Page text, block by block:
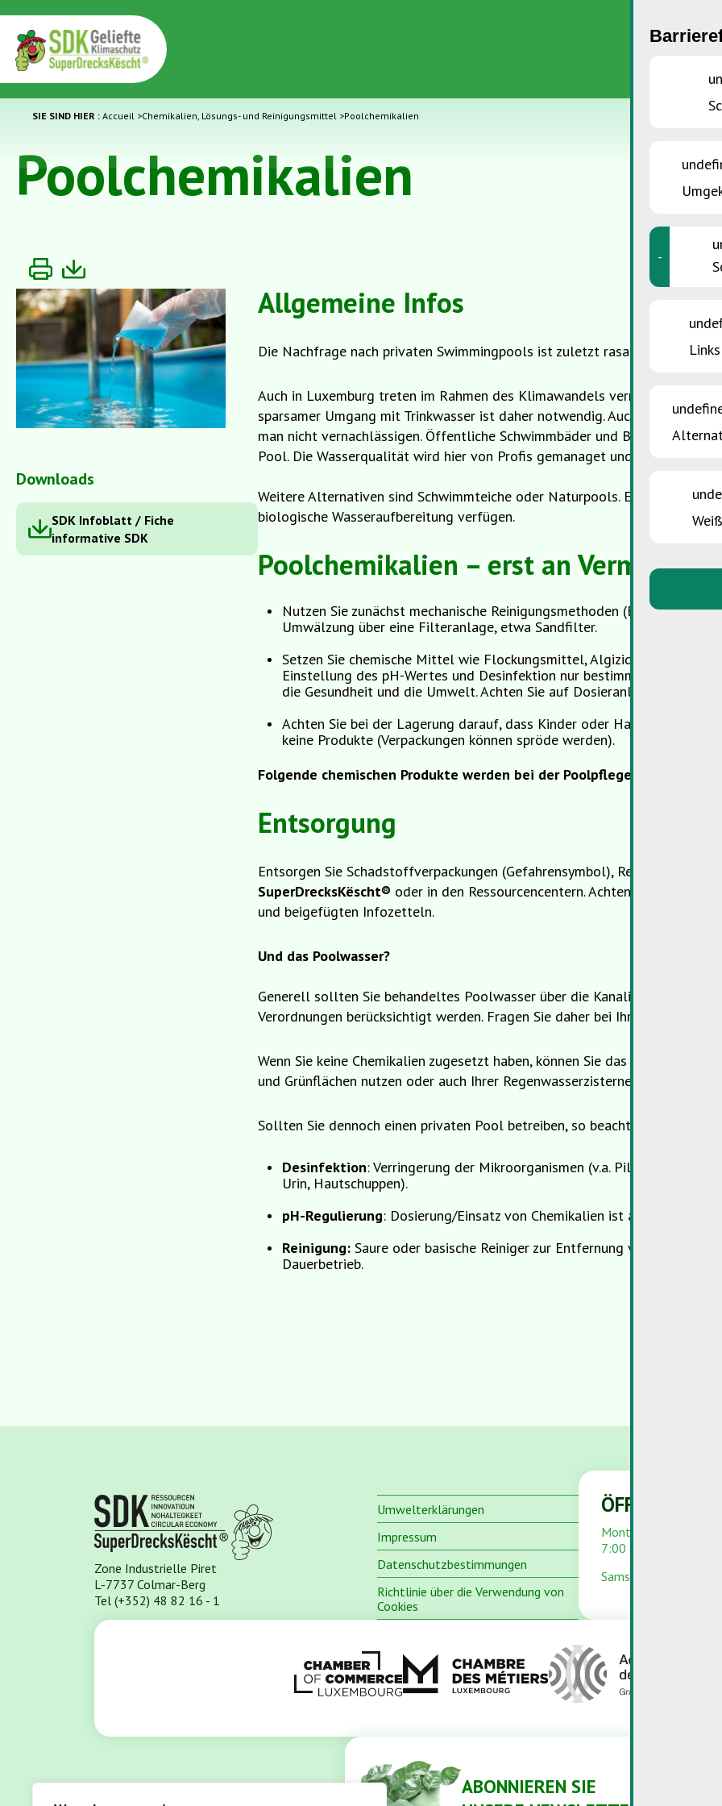
SIE SIND HIER : Accueil >Chemikalien, Lösungs- und Reinigungsmittel >Poolchemikalien
Poolchemikalien
Downloads
SDK Infoblatt / Fiche
informative SDK
Allgemeine Infos
Die Nachfrage nach privaten Swimmingpools ist zuletzt rasant gestiegen.
Auch in Luxemburg treten im Rahmen des Klimawandels vermehrt
sparsamer Umgang mit Trinkwasser ist daher notwendig. Auch den
man nicht vernachlässigen. Öffentliche Schwimmbäder und
Pool. Die Wasserqualität wird hier von Profis gemanaget und kontrolliert.
Weitere Alternativen sind Schwimmteiche oder Naturpools. Ein neuer
biologische Wasseraufbereitung verfügen.
Poolchemikalien – erst an
Nutzen Sie zunächst mechanische Reinigungsmethoden (Bodensauger,
Umwälzung über eine Filteranlage, etwa Sandfilter.
Setzen Sie chemische Mittel wie Flockungsmittel, Algizide,
Einstellung des pH-Wertes und Desinfektion nur bestimmungsgemäss
die Gesundheit und die Umwelt. Achten Sie auf Dosieranleitungen.
Achten Sie bei der Lagerung darauf, dass Kinder oder Haustiere nicht
keine Produkte (Verpackungen können spröde werden).
Folgende chemischen Produkte werden bei der Poolpflege eingesetzt
Entsorgung
Entsorgen Sie Schadstoffverpackungen (Gefahrensymbol), Reste und
SuperDrecksKëscht® oder in den Ressourcencentern. Achten Sie auch bei
und beigefügten Infozetteln.
Und das Poolwasser?
Generell sollten Sie behandeltes Poolwasser über die Kanalisation
Verordnungen berücksichtigt werden. Fragen Sie daher bei Ihrer Gemeinde
Wenn Sie keine Chemikalien zugesetzt haben, können Sie das Wasser
und Grünflächen nutzen oder auch Ihrer Regenwasserzisterne zuleiten.
Sollten Sie dennoch einen privaten Pool betreiben, so beachten Sie bitte
Desinfektion: Verringerung der Mikroorganismen (v.a. Pilze,
Urin, Hautschuppen).
pH-Regulierung: Dosierung/Einsatz von Chemikalien ist abhängig vom
Reinigung: Saure oder basische Reiniger zur Entfernung von
Dauerbetrieb.
Zone Industrielle Piret
L-7737 Colmar-Berg
Tel (+352) 48 82 16 - 1
Umwelterklärungen
Impressum
Datenschutzbestimmungen
Richtlinie über die Verwendung von
Cookies
Montag bis Freitag
7:00 – 12:00 und
Samstag und Sonntag
ABONNIEREN SIE
-